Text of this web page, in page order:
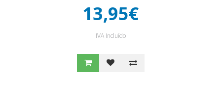
13,95€
IVA Incluído